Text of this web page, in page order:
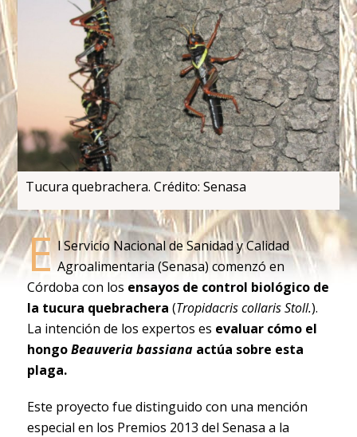
Tucura quebrachera. Crédito: Senasa
E l Servicio Nacional de Sanidad y Calidad
Agroalimentaria (Senasa) comenzó en
Córdoba con los ensayos de control biológico de
la tucura quebrachera (Tropidacris collaris Stoll.).
La intención de los expertos es evaluar cómo el
hongoBeauveria bassianaactúa sobre esta
plaga.
Este proyecto fue distinguido con una mención
especial en los Premios 2013 del Senasa a la